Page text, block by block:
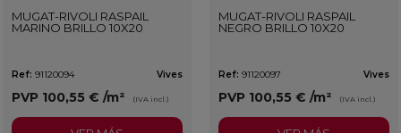
MUGAT-RIVOLI RASPAIL
MARINO BRILLO 10X20
Ref: 91120094 Vives
PVP 100,55 € /m² (IVA incl.)
MUGAT-RIVOLI RASPAIL
NEGRO BRILLO 10X20
Ref: 91120097 Vives
PVP 100,55 € /m² (IVA incl.)